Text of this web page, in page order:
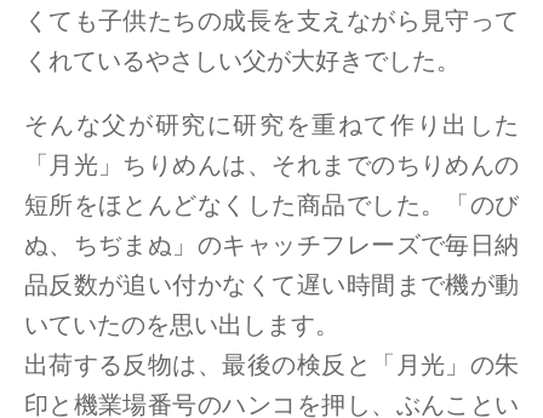
くても子供たちの成長を支えながら見守って
くれているやさしい父が大好きでした。
そんな父が研究に研究を重ねて作り出した
「月光」ちりめんは、それまでのちりめんの
短所をほとんどなくした商品でした。「のび
ぬ、ちぢまぬ」のキャッチフレーズで毎日納
品反数が追い付かなくて遅い時間まで機が動
いていたのを思い出します。
出荷する反物は、最後の検反と「月光」の朱
印と機業場番号のハンコを押し、ぶんことい